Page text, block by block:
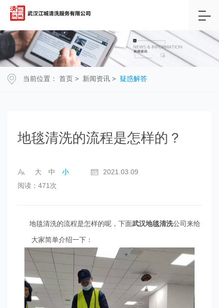
当前位置： 首页 > 新闻资讯 > 疑惑解答
地毯清洗的流程是怎样的？
大 中 小
2021.03.09
阅读：471次
地毯清洗的流程是怎样的呢，下面武汉地毯清洗公司来给
大家简单介绍一下：